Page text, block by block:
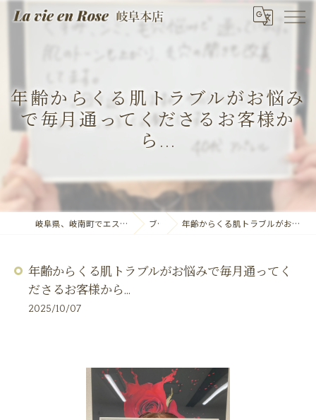
年齢からくる肌トラブルがお悩み
で毎月通ってくださるお客様か
ら...
岐阜県、岐南町でエステならLa vie en Rose 岐阜本店 ブログ 年齢からくる肌トラブルがお悩みで毎月通ってくださるお客様から...
年齢からくる肌トラブルがお悩みで毎月通ってく
ださるお客様から...
2025/10/07